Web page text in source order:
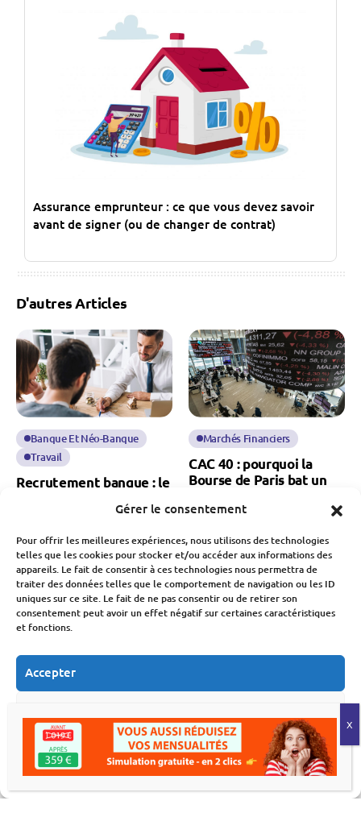
Gérer le consentement
Pour offrir les meilleures expériences, nous utilisons des technologies
telles que les cookies pour stocker et/ou accéder aux informations des
appareils. Le fait de consentir à ces technologies nous permettra de
traiter des données telles que le comportement de navigation ou les ID
uniques sur ce site. Le fait de ne pas consentir ou de retirer son
consentement peut avoir un effet négatif sur certaines caractéristiques
et fonctions.
Accepter
Voir les préférences
Politique de cookiesDéclaration de confidentialité
Assurance emprunteur : ce que vous devez savoir
avant de signer (ou de changer de contrat)
D'autres Articles
Banque Et Néo-Banque
Travail
Recrutement banque : le
en moins de candidats
Fabien Monvoisin
5 Août 2026
Marchés Financiers
CAC 40 : pourquoi la
Bourse de Paris bat un
historique
Fabien Monvoisin
5 Août 2026
Budget Économie
chute des demandes
après la baisse des aides
Fabien Monvoisin
5 Août 2026
Travail
inscrits à France Travail
au 2nd trimestre
Fabien Monvoisin
4 Août 2026